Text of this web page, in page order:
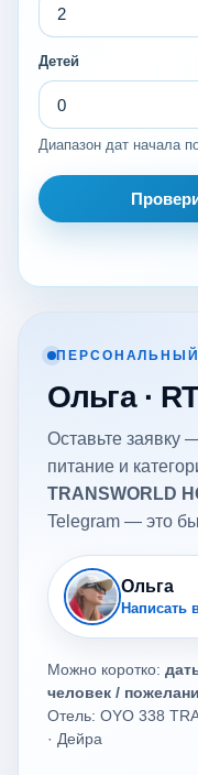
Детей
Диапазон дат начала
Ольга ·
Оставьте заявку
питание и
TRANSWORLD
Telegram — это
Ольга
Написать
Можно коротко:
человек /
Отель: OYO 338
· Дейра